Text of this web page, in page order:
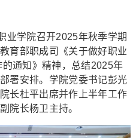
学院召开2025年秋季学期
育部职成司《关于做好职业
通知》精神，总结2025年
署安排。学院党委书记彭光
长杜平出席并作上半年工作
院长杨卫主持。